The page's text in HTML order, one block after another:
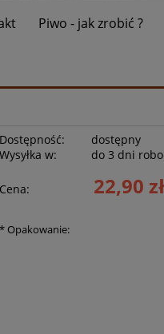
Piwo - jak zrobić ?
Dostępność:
dostępny
Wysyłka w:
do 3 dni
Cena: 22,90 zł
*Opakowanie: